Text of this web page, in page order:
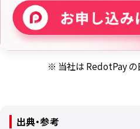
※ 当社は RedotPay の
出典・参考